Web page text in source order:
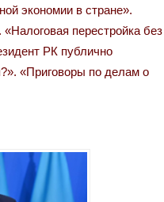
экономии в стране».
перестройка без
РК публично
«Приговоры по делам о